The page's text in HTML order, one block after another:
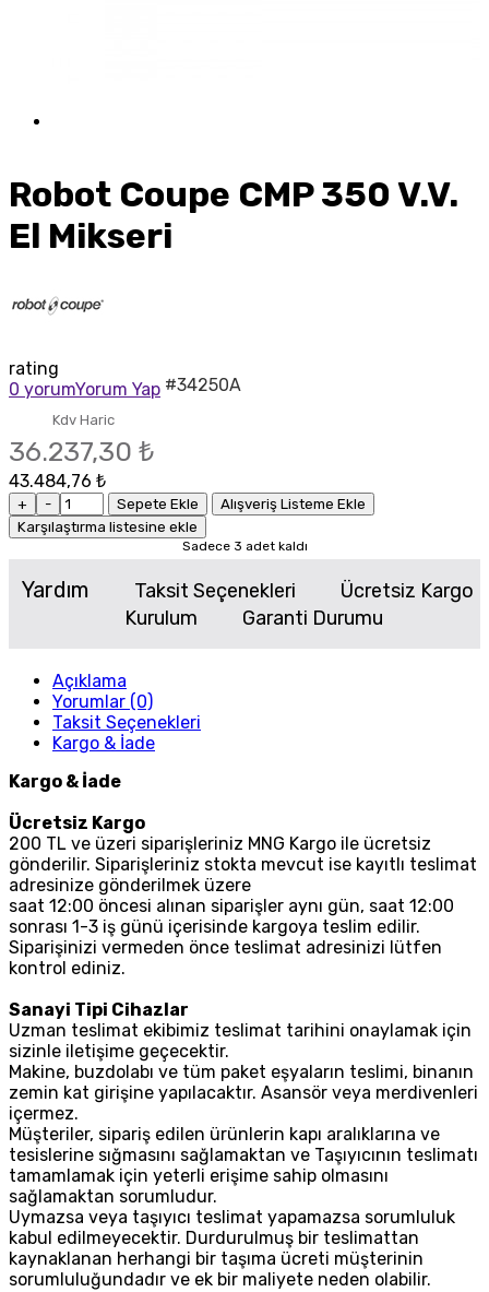
Robot Coupe CMP 350 V.V.
El Mikseri
rating
0 yorumYorum Yap #34250A
Kdv Haric
36.237,30 ₺
43.484,76 ₺
+ - Sepete Ekle
Alışveriş Listeme Ekle
Karşılaştırma listesine ekle
Sadece 3 adet kaldı
Yardım Taksit Seçenekleri
Ücretsiz Kargo
Kurulum
Garanti Durumu
Açıklama
Yorumlar (0)
Taksit Seçenekleri
Kargo & İade
Kargo & İade
Ücretsiz Kargo
200 TL ve üzeri siparişleriniz MNG Kargo ile ücretsiz
gönderilir. Siparişleriniz stokta mevcut ise kayıtlı teslimat
adresinize gönderilmek üzere
saat 12:00 öncesi alınan siparişler aynı gün, saat 12:00
sonrası 1-3 iş günü içerisinde kargoya teslim edilir.
Siparişinizi vermeden önce teslimat adresinizi lütfen
kontrol ediniz.
Sanayi Tipi Cihazlar
Uzman teslimat ekibimiz teslimat tarihini onaylamak için
sizinle iletişime geçecektir.
Makine, buzdolabı ve tüm paket eşyaların teslimi, binanın
zemin kat girişine yapılacaktır. Asansör veya merdivenleri
içermez.
Müşteriler, sipariş edilen ürünlerin kapı aralıklarına ve
tesislerine sığmasını sağlamaktan ve Taşıyıcının teslimatı
tamamlamak için yeterli erişime sahip olmasını
sağlamaktan sorumludur.
Uymazsa veya taşıyıcı teslimat yapamazsa sorumluluk
kabul edilmeyecektir. Durdurulmuş bir teslimattan
kaynaklanan herhangi bir taşıma ücreti müşterinin
sorumluluğundadır ve ek bir maliyete neden olabilir.